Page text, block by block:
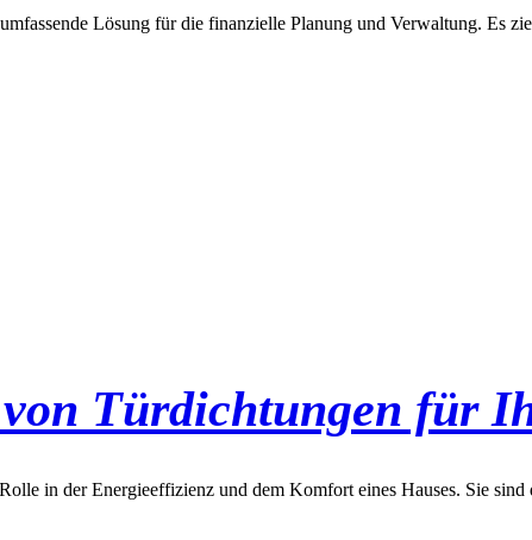
Lösung für die finanzielle Planung und Verwaltung. Es
Türdichtungen für
in der Energieeffizienz und dem Komfort eines Hauses. Sie